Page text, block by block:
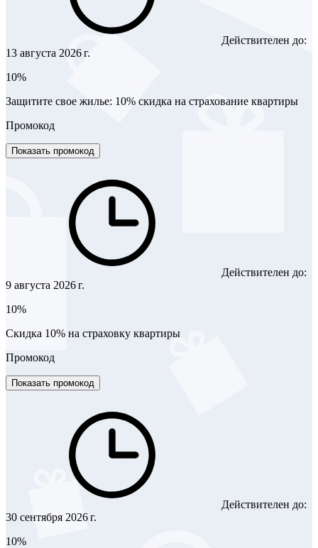
Действителен до:
13 августа 2026 г.
10%
Защитите свое жилье: 10% скидка на страхование квартиры
Промокод
Показать промокод
Действителен до:
9 августа 2026 г.
10%
Скидка 10% на страховку квартиры
Промокод
Показать промокод
Действителен до:
30 сентября 2026 г.
10%